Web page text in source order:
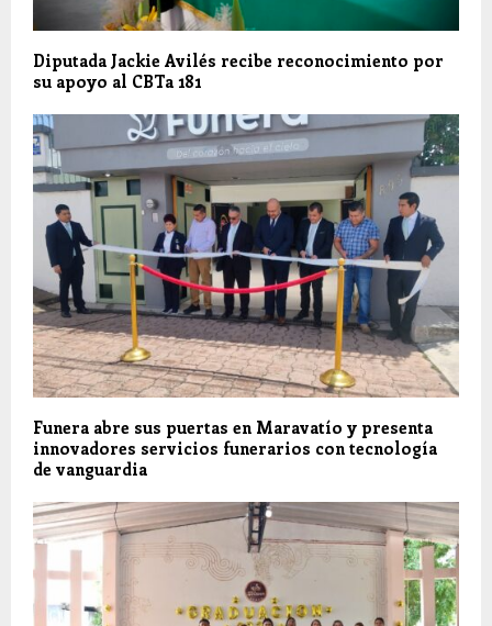
Diputada Jackie Avilés recibe reconocimiento por
su apoyo al CBTa 181
Funera abre sus puertas en Maravatío y presenta
innovadores servicios funerarios con tecnología
de vanguardia